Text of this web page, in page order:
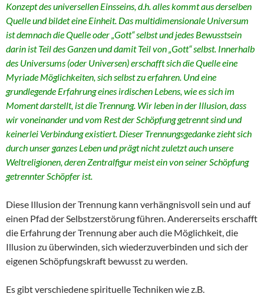
Konzept des universellen Einsseins, d.h. alles kommt aus derselben
Quelle und bildet eine Einheit. Das multidimensionale Universum
ist demnach die Quelle oder „Gott“ selbst und jedes Bewusstsein
darin ist Teil des Ganzen und damit Teil von „Gott“ selbst. Innerhalb
des Universums (oder Universen) erschafft sich die Quelle eine
Myriade Möglichkeiten, sich selbst zu erfahren. Und eine
grundlegende Erfahrung eines irdischen Lebens, wie es sich im
Moment darstellt, ist die Trennung. Wir leben in der Illusion, dass
wir voneinander und vom Rest der Schöpfung getrennt sind und
keinerlei Verbindung existiert. Dieser Trennungsgedanke zieht sich
durch unser ganzes Leben und prägt nicht zuletzt auch unsere
Weltreligionen, deren Zentralfigur meist ein von seiner Schöpfung
getrennter Schöpfer ist.
Diese Illusion der Trennung kann verhängnisvoll sein und auf
einen Pfad der Selbstzerstörung führen. Andererseits erschafft
die Erfahrung der Trennung aber auch die Möglichkeit, die
Illusion zu überwinden, sich wiederzuverbinden und sich der
eigenen Schöpfungskraft bewusst zu werden.
Es gibt verschiedene spirituelle Techniken wie z.B.